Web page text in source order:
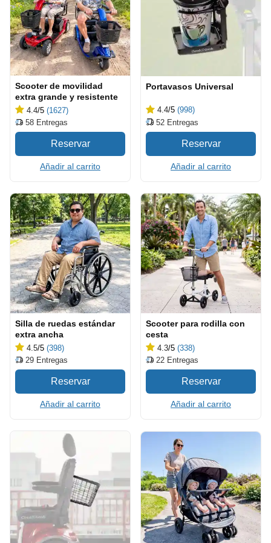
Scooter de movilidad
extra grande y resistente
4.4/5 (1627)
58 Entregas
Añadir al carrito
Portavasos Universal
4.4/5 (998)
52 Entregas
Añadir al carrito
Silla de ruedas estándar
extra ancha
4.5/5 (398)
29 Entregas
Añadir al carrito
Scooter para rodilla con
cesta
4.3/5 (338)
22 Entregas
Añadir al carrito